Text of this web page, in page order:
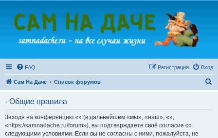
FAQ Вход
Регистрация
Сам На Даче Список форумов
- Общие правила
Заходя на конференцию «» (в дальнейшем «мы», «наш», «»,
«https://samnadache.ru/forum»), вы подтверждаете своё согласие со
следующими условиями. Если вы не согласны с ними, пожалуйста, не